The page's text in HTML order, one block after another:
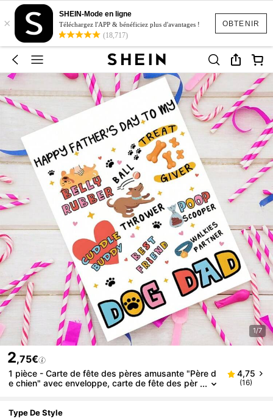
OBTENIR
×
SHEIN-Mode en ligne
Téléchargez l'APP & bénéficiez plus d'avantages !
(18,717)
1/7
2,75€
1 pièce - Carte de fête des pères amusante "Père d
e chien" avec enveloppe, carte de fête des pèr
4,75
(16)
Type De Style